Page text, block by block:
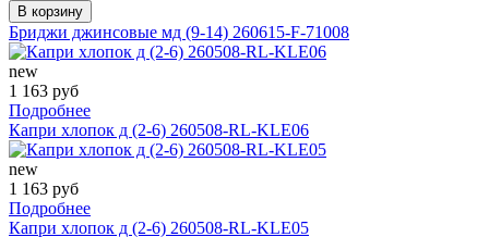
В корзину
Бриджи джинсовые мд (9-14) 260615-F-71008
new
1 163 руб
Подробнее
Капри хлопок д (2-6) 260508-RL-KLE06
new
1 163 руб
Подробнее
Капри хлопок д (2-6) 260508-RL-KLE05